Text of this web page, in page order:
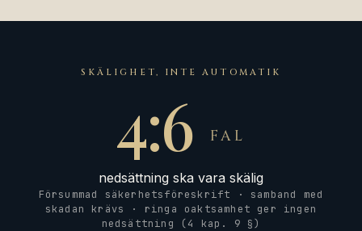
SKÄLIGHET, INTE AUTOMATIK
4:6 FAL
nedsättning ska vara skälig
Försummad säkerhetsföreskrift · samband med
skadan krävs · ringa oaktsamhet ger ingen
nedsättning (4 kap. 9 §)